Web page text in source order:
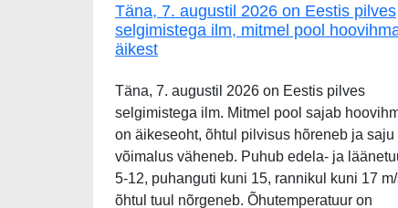
Täna, 7. augustil 2026 on Eestis pilves
selgimistega ilm, mitmel pool
äikest
Täna, 7. augustil 2026 on Eestis pilves
selgimistega ilm. Mitmel pool sajab
on äikeseoht, õhtul pilvisus hõreneb ja saju
võimalus väheneb. Puhub edela- ja
5-12, puhanguti kuni 15, rannikul kuni 17
õhtul tuul nõrgeneb. Õhutemperatuur on